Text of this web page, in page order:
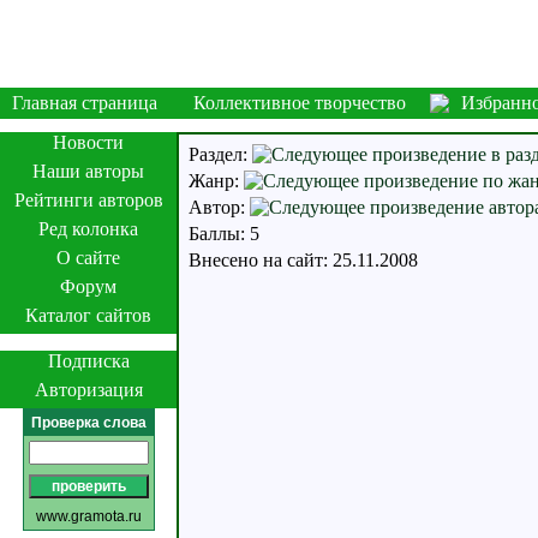
Главная страница Коллективное творчество
Новости
Наши авторы
Рейтинги авторов
Ред колонка
О сайте
Форум
Каталог сайтов
Подписка
Авторизация
Проверка слова
www.gramota.ru
Раздел:
Жанр:
Автор:
Баллы: 5
Внесено на сайт: 25.11.2008